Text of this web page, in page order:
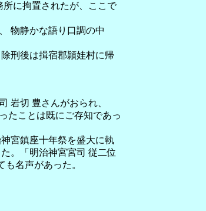
に拘置されたが、ここで
物静かな語り口調の中
刑後は揖宿郡頴娃村に帰
岩切 豊さんがおられ、
たことは既にご存知であっ
宮鎮座十年祭を盛大に執
。「明治神宮宮司 従二位
名声があった。